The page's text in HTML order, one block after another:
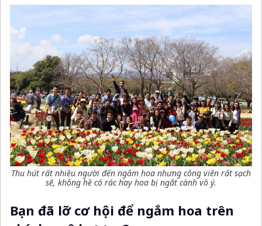
Thu hút rất nhiều người đến ngắm hoa nhưng công viên rất sạch
sẽ, không hề có rác hay hoa bị ngắt cành vô ý.
Bạn đã lỡ cơ hội để ngắm hoa trên